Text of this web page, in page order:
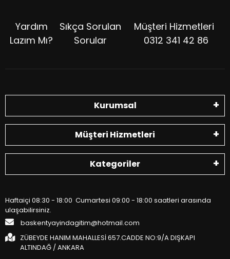
Yardım
Lazım Mı?
Sıkça Sorulan
Sorular
Müşteri Hizmetleri
0312 341 42 86
Kurumsal
Müşteri Hizmetleri
Kategoriler
Haftaiçi 08:30 - 18:00 Cumartesi 09:00 - 18:00 saatleri arasında
ulaşabilirsiniz.
baskentyayindagitim@hotmail.com
ZÜBEYDE HANIM MAHALLESİ 657.CADDE NO:9/A DIŞKAPI
ALTINDAĞ / ANKARA